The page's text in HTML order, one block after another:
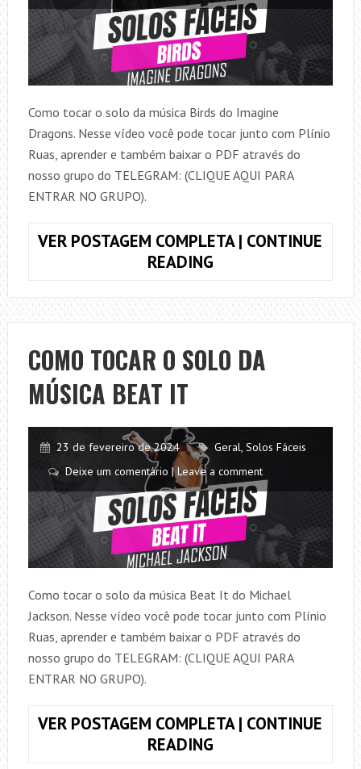
Como tocar o solo da música Birds do Imagine
Dragons. Nesse vídeo você pode tocar junto com Plínio
Ruas, aprender e também baixar o PDF através do
nosso grupo do TELEGRAM: (CLIQUE AQUI PARA
ENTRAR NO GRUPO).
VER POSTAGEM COMPLETA | CONTINUE
READINGCOMO
O
SOLO
DA
MÚSICA
IMAGINE
DRAGONS
COMO TOCAR O SOLO DA
MÚSICA BEAT IT
23 de fevereiro de 2024 Geral, Solos Fáceis
Deixe um comentário | Leave a comment
Como tocar o solo da música Beat It do Michael
Jackson. Nesse vídeo você pode tocar junto com Plínio
Ruas, aprender e também baixar o PDF através do
nosso grupo do TELEGRAM: (CLIQUE AQUI PARA
ENTRAR NO GRUPO).
VER POSTAGEM COMPLETA | CONTINUE
READINGCOMO